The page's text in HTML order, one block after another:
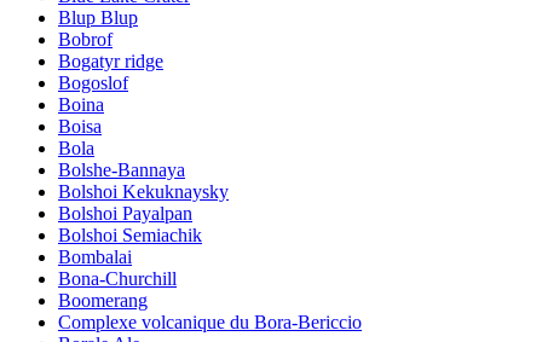
Blup Blup
Bobrof
Bogatyr ridge
Bogoslof
Boina
Boisa
Bola
Bolshe-Bannaya
Bolshoi Kekuknaysky
Bolshoi Payalpan
Bolshoi Semiachik
Bombalai
Bona-Churchill
Boomerang
Complexe volcanique du Bora-Bericcio